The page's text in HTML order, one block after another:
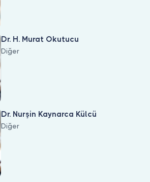
Dr. H. Murat Okutucu
Diğer
Dr. Nurşin Kaynarca Külcü
Diğer